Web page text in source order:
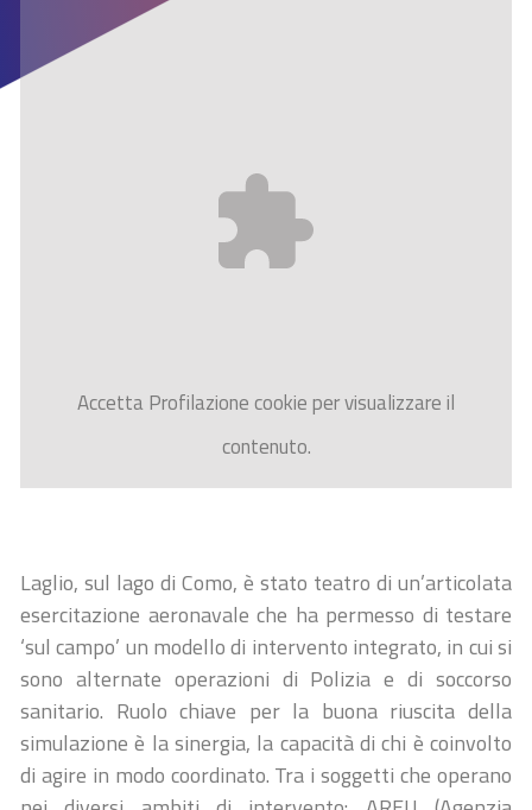
AccettaProfilazionecookie per visualizzare il
contenuto.
Laglio, sul lago di Como, è stato teatro di un’articolata
esercitazione aeronavale che ha permesso di testare
‘sul campo’ un modello di intervento integrato, in cui si
sono alternate operazioni di Polizia e di soccorso
sanitario. Ruolo chiave per la buona riuscita della
simulazione è la sinergia, la capacità di chi è coinvolto
di agire in modo coordinato. Tra i soggetti che operano